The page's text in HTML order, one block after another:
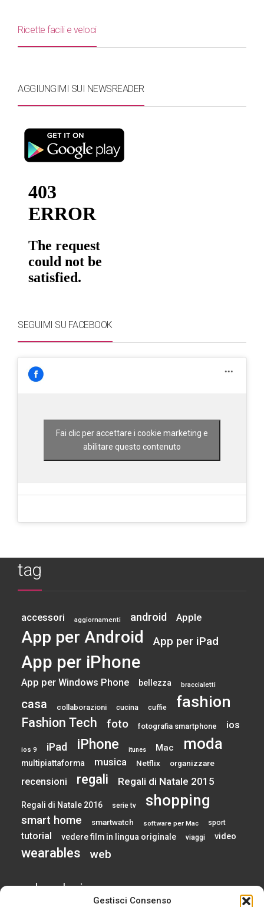
Gestisci Consenso
Ricette facili e veloci
AGGIUNGIMI SUI NEWSREADER
SEGUIMI SU FACEBOOK
Fai clic per accettare i cookie marketing e
abilitare questo contenuto
tag
accessori aggiornamenti android Apple
App per Android App per iPad
App per iPhone
App per Windows Phone bellezza braccialetti
casa collaborazioni cucina cuffie fashion
Fashion Tech foto fotografia smartphone ios
ios 9 iPad iPhone itunes Mac moda
multipiattaforma musica Netflix organizzare
recensioni regali Regali di Natale 2015
Regali di Natale 2016 serie tv shopping
smart home smartwatch software per Mac sport
tutorial vedere film in lingua originale viaggi video
wearables web
calendario